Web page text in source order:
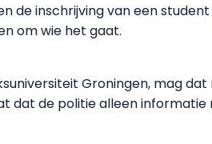
de inschrijving van een
om wie het gaat.
Groningen, mag
dat de politie alleen